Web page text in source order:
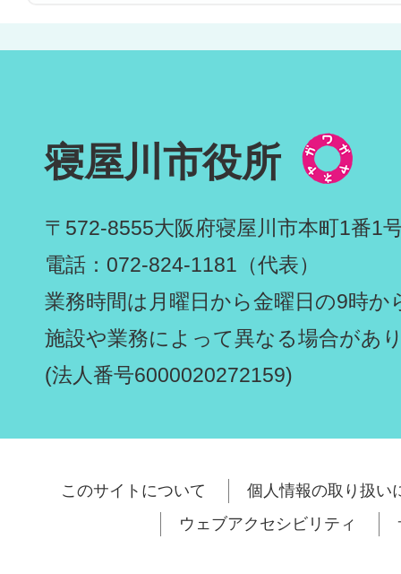
寝屋川市役所
〒572-8555大阪府寝屋川市本町1番1
電話：072-824-1181（代表）
業務時間は月曜日から金曜日の9時か
施設や業務によって異なる場合があ
(法人番号6000020272159)
このサイトについて
個人情報の取り扱い
ウェブアクセシビリティ